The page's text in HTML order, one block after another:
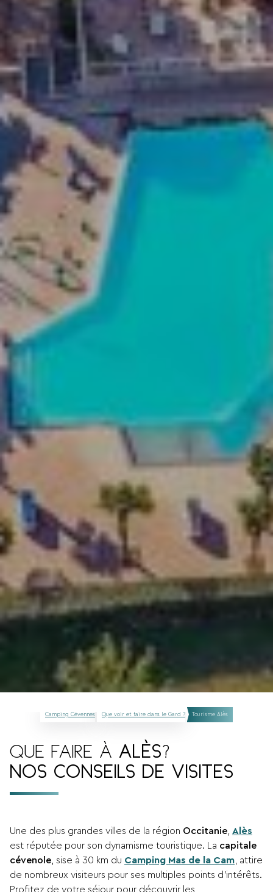
Camping Cévennes Que voir et faire dans le Gard ? Tourisme Alès
QUE FAIRE À ALÈS ?
NOS CONSEILS DE VISITES
Une des plus grandes villes de la région Occitanie Alès
est réputée pour son dynamisme touristique. La capitale
cévenole , sise à 30 km du Camping Mas de la Cam , attire
de nombreux visiteurs pour ses multiples points d’intérêts.
Profitez de votre séjour pour découvrir les